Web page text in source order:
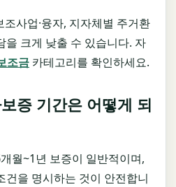
사업·융자, 지자체별 주거환
을 크게 낮출 수 있습니다. 자
조금 카테고리를 확인하세요.
증 기간은 어떻게 되
월~1년 보증이 일반적이며,
건을 명시하는 것이 안전합니